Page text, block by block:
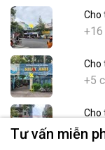
Cho
+16
Cho
+5
Cho
+6
Tư vấn miễn